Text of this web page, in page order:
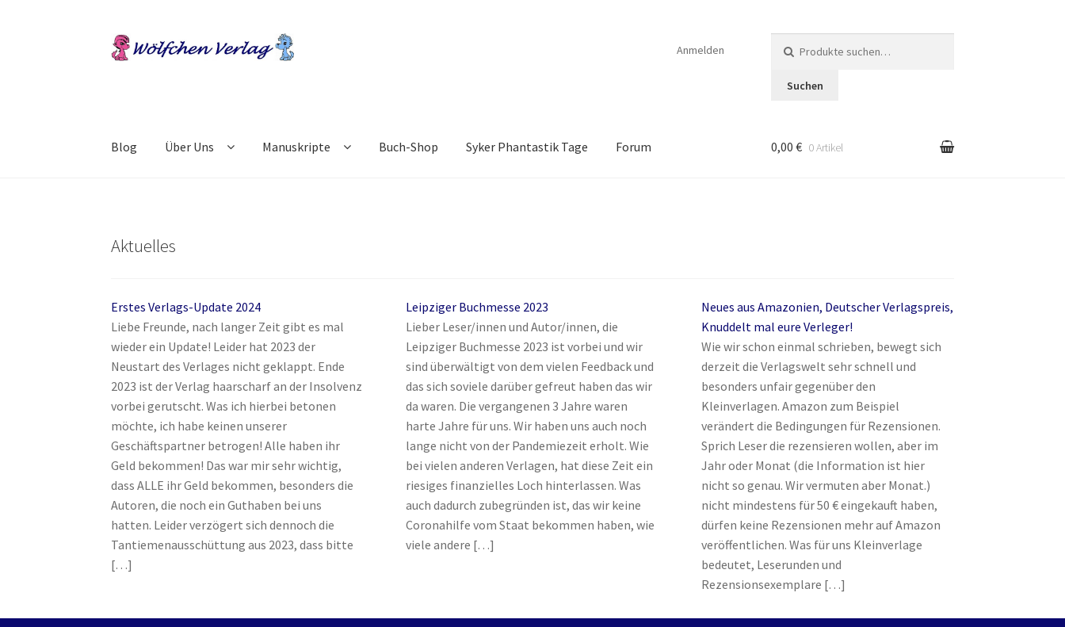
Zur
Navigation
Springe
zum
Anmelden
nach:
Suchen
Blog Über Uns Manuskripte Buch-Shop Syker Phantastik Tage Forum
Ausschreibungen für 2018
Die Dunkelmagierchroniken Bd. 3 Die Silberwölfe Drachen Diebe und DämonenEchtheit von Bewertungen
Edition Wilde WölfeEin Mr. Grey mit Pelz – Emma & Nikita Einzel RomaneErotik (FSK18)FantasyFAQ
Flucht in ein sicheres LebenForumGekoffert und VerschlepptGilbert Faunus – Im Schatten des Zweihorns
Im Schatten des Wolfsmondes – Der letzte Alpha ImpressumIn 50 Tagen zur Mrs. Grey
Jamies Quest – Aufgabe gesuchtJamies Quest – Oben ist UntenKasseKinder / JugendromaneLiebesromane
Lulea und die Schule der gestohlenen Magie Lulea und ihre VertrautenManuskripte Mein KontoMordsfreundin
Rückkehr in das Tal der Silberwölfe
Unsere AutorenVerliebte JungsVerlockende SpieleWarenkorbWeil wir Mädchen sindWelcome
0,00 € 0 Artikel
Aktuelles
Erstes Verlags-Update 2024
Liebe Freunde, nach langer Zeit gibt es mal
wieder ein Update! Leider hat 2023 der
Neustart des Verlages nicht geklappt. Ende
2023 ist der Verlag haarscharf an der Insolvenz
vorbei gerutscht. Was ich hierbei betonen
möchte, ich habe keinen unserer
Geschäftspartner betrogen! Alle haben ihr
Geld bekommen! Das war mir sehr wichtig,
dass ALLE ihr Geld bekommen, besonders die
Autoren, die noch ein Guthaben bei uns
hatten. Leider verzögert sich dennoch die
Tantiemenausschüttung aus 2023, dass bitte
[…]
Leipziger Buchmesse 2023
Lieber Leser/innen und Autor/innen, die
Leipziger Buchmesse 2023 ist vorbei und wir
sind überwältigt von dem vielen Feedback und
das sich soviele darüber gefreut haben das wir
da waren. Die vergangenen 3 Jahre waren
harte Jahre für uns. Wir haben uns auch noch
lange nicht von der Pandemiezeit erholt. Wie
bei vielen anderen Verlagen, hat diese Zeit ein
riesiges finanzielles Loch hinterlassen. Was
auch dadurch zubegründen ist, das wir keine
Coronahilfe vom Staat bekommen haben, wie
viele andere […]
Neues aus Amazonien, Deutscher Verlagspreis,
Knuddelt mal eure Verleger!
Wie wir schon einmal schrieben, bewegt sich
derzeit die Verlagswelt sehr schnell und
besonders unfair gegenüber den
Kleinverlagen. Amazon zum Beispiel
verändert die Bedingungen für Rezensionen.
Sprich Leser die rezensieren wollen, aber im
Jahr oder Monat (die Information ist hier
nicht so genau. Wir vermuten aber Monat.)
nicht mindestens für 50 € eingekauft haben,
dürfen keine Rezensionen mehr auf Amazon
veröffentlichen. Was für uns Kleinverlage
bedeutet, Leserunden und
Rezensionsexemplare […]